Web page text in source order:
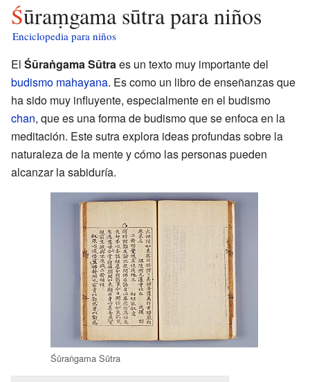
Śūraṃgama sūtra para niños
Enciclopedia para niños
El Śūraṅgama Sūtraes un texto muy importante del
budismo mahayana. Es como un libro de enseñanzas que
ha sido muy influyente, especialmente en el budismo
chan, que es una forma de budismo que se enfoca en la
meditación. Este sutra explora ideas profundas sobre la
naturaleza de la mente y cómo las personas pueden
alcanzar la sabiduría.
Śūraṅgama Sūtra